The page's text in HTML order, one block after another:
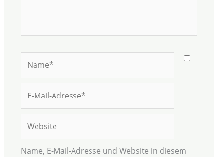
Mail-
Adresse*
Name, E-Mail-Adresse und Website in diesem